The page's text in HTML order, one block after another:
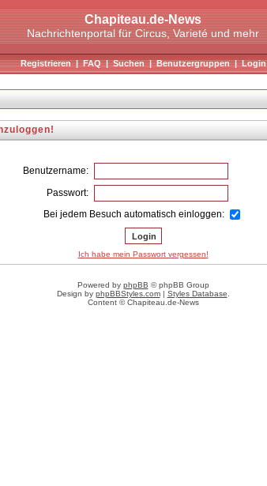
Chapiteau.de-News
Nachrichtenportal für Circus, Varieté und mehr
Registrieren|FAQ|Suchen|Benutzergruppen|Login
Benutzername:
Passwort:
Bei jedem Besuch automatisch einloggen:
Ich habe mein Passwort vergessen!
Powered by phpBB © phpBB Group
Design by phpBBStyles.com| Styles Database
Content © Chapiteau.de-News